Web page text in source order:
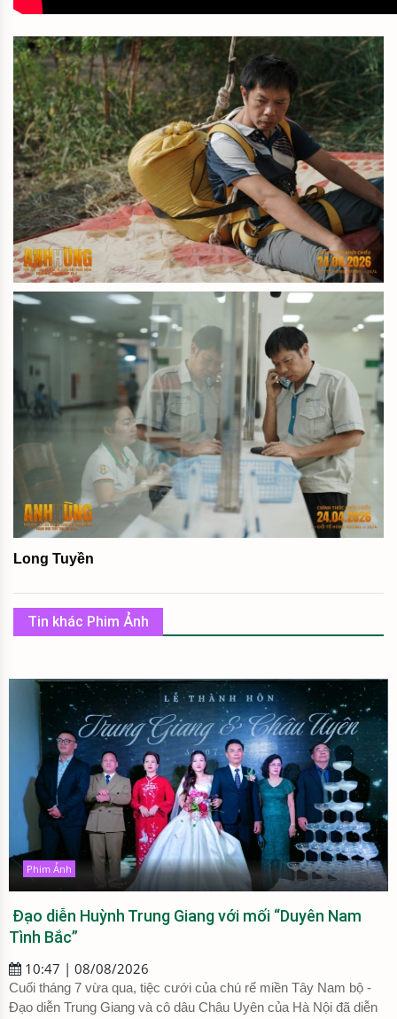
Long Tuyền
Tin khác Phim Ảnh
Phim Ảnh
Đạo diễn Huỳnh Trung Giang với mối “Duyên Nam
Tình Bắc”
10:47 | 08/08/2026
Cuối tháng 7 vừa qua, tiệc cưới của chú rể miền Tây Nam bộ -
Đạo diễn Trung Giang và cô dâu Châu Uyên của Hà Nội đã diễn